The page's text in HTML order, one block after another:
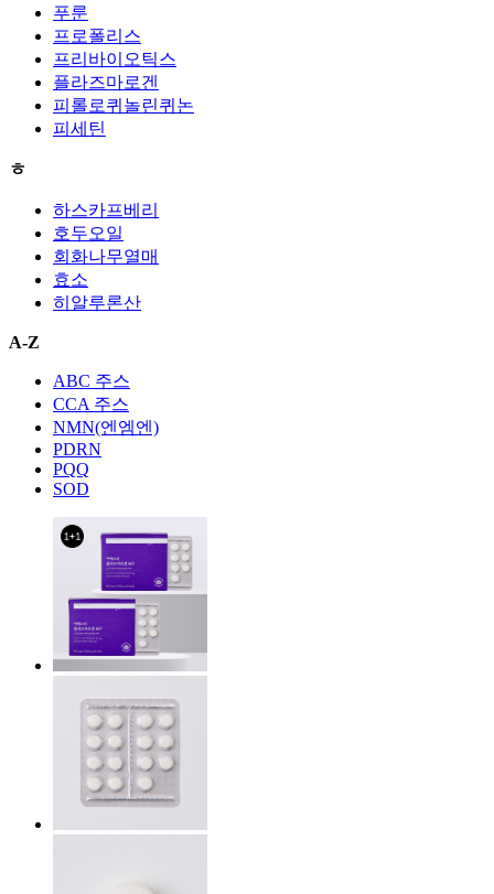
푸룬
프로폴리스
프리바이오틱스
플라즈마로겐
피롤로퀴놀린퀴논
피세틴
ㅎ
하스카프베리
호두오일
회화나무열매
효소
히알루론산
A-Z
ABC 주스
CCA 주스
NMN(엔엠엔)
PDRN
PQQ
SOD